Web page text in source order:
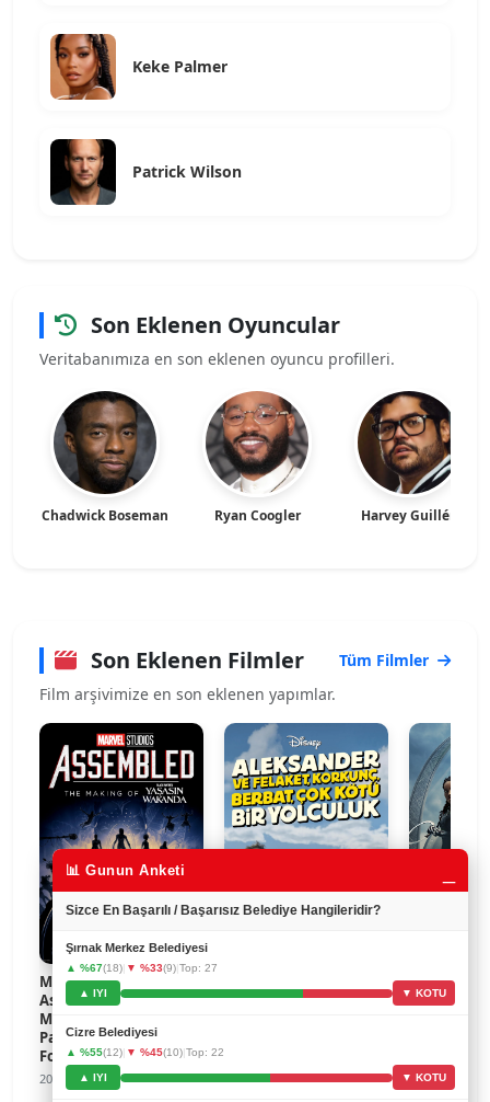
Keke Palmer
Patrick Wilson
Son Eklenen Oyuncular
Veritabanımıza en son eklenen oyuncu profilleri.
Chadwick Boseman Ryan Coogler Harvey Guillén
Son Eklenen Filmler
Tüm Filmler
Film arşivimize en son eklenen yapımlar.
Marvel Studios
Assembled: The
Making of Black
Panther: Wakanda
Forever
2023
Korkunç, Berbat, Çok
Black
Wakanda
📊 Gunun Anketi
Sizce En Başarılı / Başarısız Belediye Hangileridir?
Şırnak Merkez Belediyesi
▲ %67(18)| ▼ %33(9)|Top: 27
▲ IYI ▼ KOTU
Cizre Belediyesi
▲ %55(12)| ▼ %45(10)|Top: 22
▲ IYI ▼ KOTU